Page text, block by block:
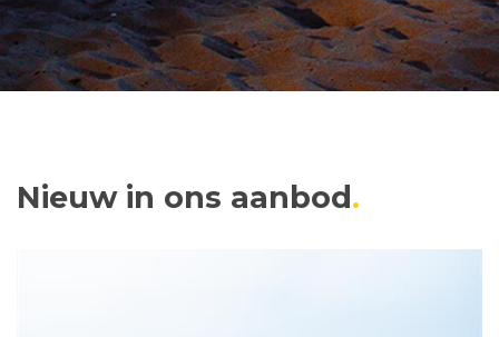
Nieuw in ons aanbod